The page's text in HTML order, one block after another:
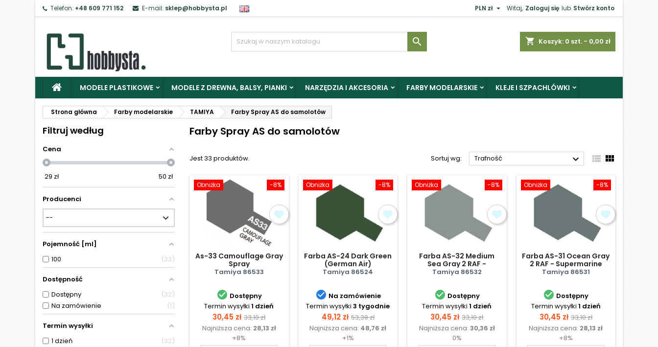
Telefon: +48 609 771 152 E-mail: sklep@hobbysta.pl Witaj, Zaloguj się lub Stwórz konto
PLN zł 
shopping_cart Koszyk: 0 szt. - 0,00 zł

MODELE PLASTIKOWE MODELE Z DREWNA, BALSY, PIANKI NARZĘDZIA I AKCESORIA FARBY MODELARSKIE KLEJE I SZPACHLÓWKI
Strona główna Farby modelarskie TAMIYA Farby Spray AS do samolotów
Filtruj według
Cena
29 zł 50 zł
Producenci
Pojemność [ml]
100
33
Dostępność
Dostępny
32
Na zamówienie
1
Termin wysyłki
1 dzień
32
Farby Spray AS do samolotów
Jest 33 produktów. Sortuj wg: Trafność   
-8%
Obniżka
As-33 Camouflage Gray
Spray
Tamiya 86533
 Dostępny
Termin wysyłki 1 dzień
Cena
30,45 zł Cena
podstawowa
33,10 zł
Najniższa cena: 28,13 zł
+8%
-8%
Obniżka
Farba AS-24 Dark Green
(German Air)
Tamiya 86524
 Na zamówienie
Termin wysyłki 3 tygodnie
Cena
49,12 zł Cena
podstawowa
53,39 zł
Najniższa cena: 48,76 zł
+1%
-8%
Obniżka
Farba AS-32 Medium
Sea Gray 2 RAF -
Supermarine Spitfire Mk.
Tamiya 86532
 Dostępny
Termin wysyłki 1 dzień
Cena
30,45 zł Cena
podstawowa
33,10 zł
Najniższa cena: 30,36 zł
0%
-8%
Obniżka
Farba AS-31 Ocean Gray
2 RAF - Supermarine
Spitfire Mk. IXC
Tamiya 86531
 Dostępny
Termin wysyłki 1 dzień
Cena
30,45 zł Cena
podstawowa
33,10 zł
Najniższa cena: 28,13 zł
+8%
Zaloguj
Aby zapisać produkty do Schowka, musisz się zalogować.
Anuluj Zaloguj